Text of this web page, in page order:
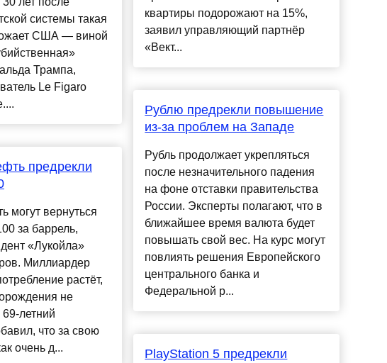
системы такая
США — виной
Трампа,
Le Figaro
предрекли
могут вернуться
за баррель,
«Лукойла»
Миллиардер
растёт,
не
летний
что за свою
очень д...
квартиры подорожают на 15%,
заявил управляющий партнёр
«Вект...
Рублю предрекли повышение
из-за проблем на Западе
Рубль продолжает укрепляться
после незначительного падения
на фоне отставки правительства
России. Эксперты полагают, что в
ближайшее время валюта будет
повышать свой вес. На курс могут
повлиять решения Европейского
центрального банка и
Федеральной р...
PlayStation 5 предрекли